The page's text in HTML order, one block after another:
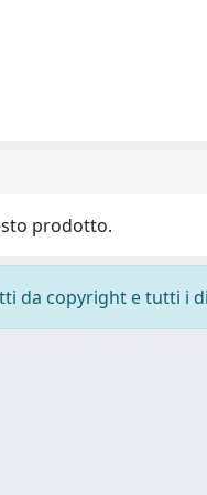
prodotto.
da copyright e tutti i